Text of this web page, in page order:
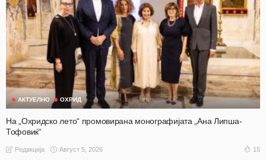
АКТУЕЛНО ОХРИД
На „Охридско лето“ промовирана монографијата „Ана Липша-
Тофовиќ“
Редакција Август 5, 2026 15